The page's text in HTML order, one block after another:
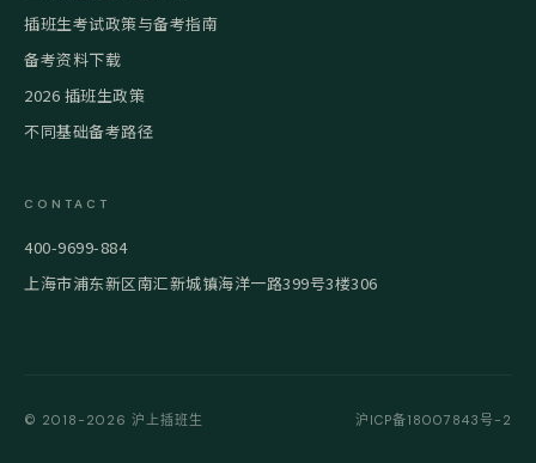
插班生考试政策与备考指南
备考资料下载
2026 插班生政策
不同基础备考路径
CONTACT
400-9699-884
上海市浦东新区南汇新城镇海洋一路399号3楼306
© 2018-2026 沪上插班生 沪ICP备18007843号-2